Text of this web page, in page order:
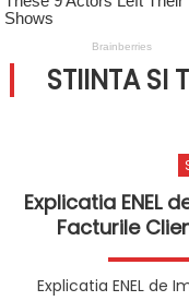
STIINTA SI
Explicatia ENEL
Facturile
Explicatia ENEL de